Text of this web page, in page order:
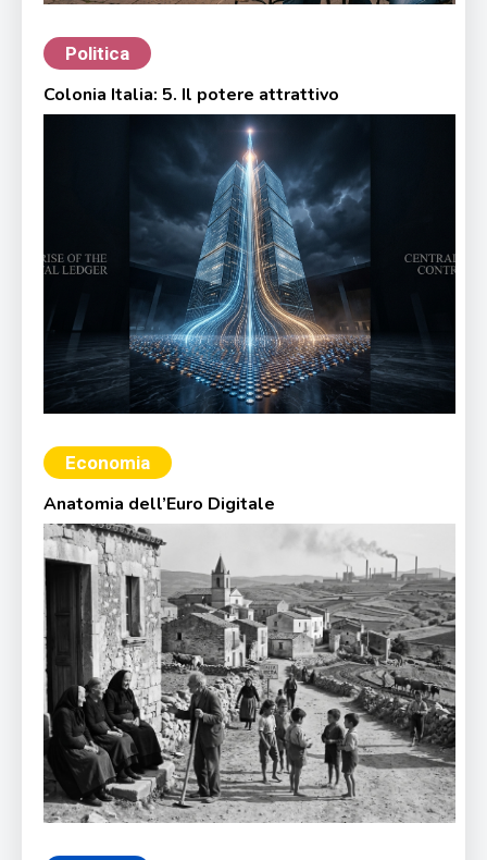
Politica
Colonia Italia: 5. Il potere attrattivo
Economia
Anatomia dell’Euro Digitale